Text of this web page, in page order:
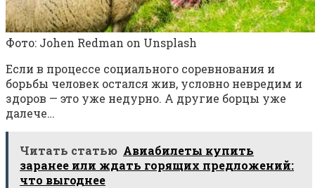
Фото: Johen Redman on Unsplash
Если в процессе социального соревнования и
борьбы человек остался жив, условно невредим и
здоров — это уже недурно. А другие борцы уже
далече…
Читать статью Авиабилеты купить
заранее или ждать горящих предложений:
что выгоднее